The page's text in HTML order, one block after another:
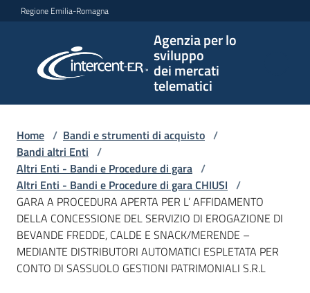
Vai al contenuto
Vai alla navigazione
Vai al footer
Regione Emilia-Romagna
Agenzia per lo
sviluppo
dei mercati
telematici
per lo
sviluppo
telematici
L'Agenzia
Bandi
e
Home / Bandi e strumenti di acquisto /
Bandi altri Enti /
Altri Enti - Bandi e Procedure di gara /
Altri Enti - Bandi e Procedure di gara CHIUSI /
GARA A PROCEDURA APERTA PER L’ AFFIDAMENTO
DELLA CONCESSIONE DEL SERVIZIO DI EROGAZIONE DI
BEVANDE FREDDE, CALDE E SNACK/MERENDE –
MEDIANTE DISTRIBUTORI AUTOMATICI ESPLETATA PER
CONTO DI SASSUOLO GESTIONI PATRIMONIALI S.R.L